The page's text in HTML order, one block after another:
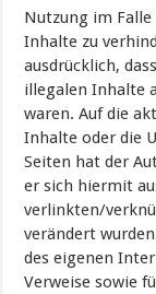
Nutzung im
Inhalte zu
ausdrücklich,
illegalen Inhalte
waren. Auf die
Inhalte oder die
Seiten hat der
er sich hiermit
verlinkten/
verändert
des eigenen
Verweise sowie